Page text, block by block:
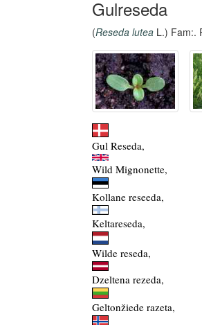
Gulreseda
(Reseda lutea L.) Fam:.
Gul Reseda,
Wild Mignonette,
Kollane reseeda,
Keltareseda,
Wilde reseda,
Dzeltena rezeda,
Geltonžiede razeta,